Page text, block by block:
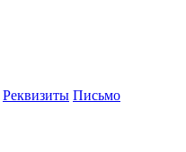
Реквизиты Письмо